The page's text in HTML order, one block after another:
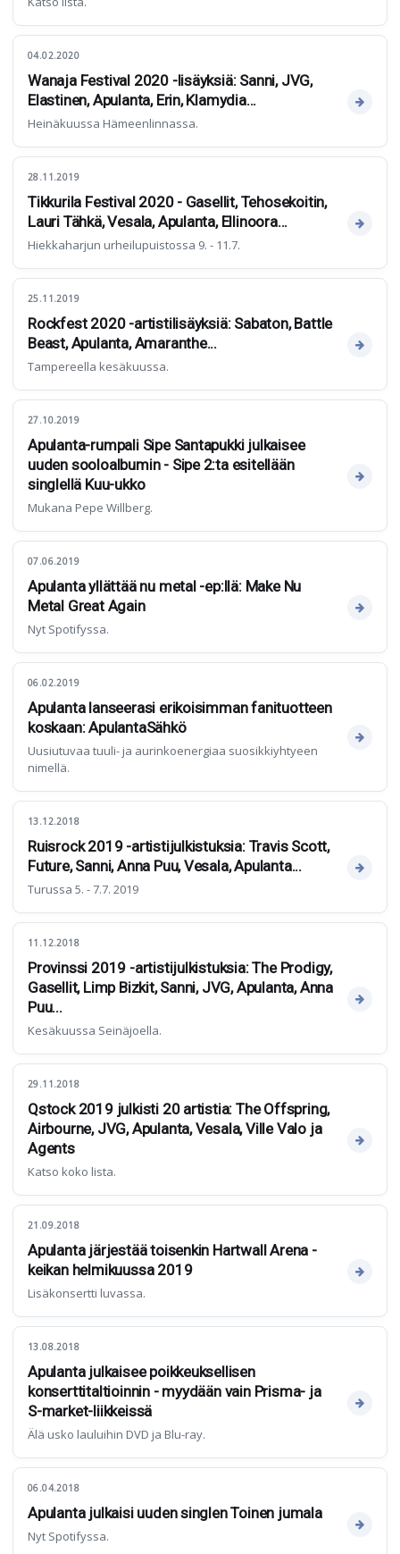
04.02.2020
Wanaja Festival 2020 -lisäyksiä: Sanni, JVG,
Elastinen, Apulanta, Erin, Klamydia...
Heinäkuussa Hämeenlinnassa.
28.11.2019
Tikkurila Festival 2020 - Gasellit, Tehosekoitin,
Lauri Tähkä, Vesala, Apulanta, Ellinoora...
Hiekkaharjun urheilupuistossa 9. - 11.7.
25.11.2019
Rockfest 2020 -artistilisäyksiä: Sabaton, Battle
Beast, Apulanta, Amaranthe...
Tampereella kesäkuussa.
27.10.2019
Apulanta-rumpali Sipe Santapukki julkaisee
uuden sooloalbumin - Sipe 2:ta esitellään
singlellä Kuu-ukko
Mukana Pepe Willberg.
07.06.2019
Apulanta yllättää nu metal -ep:llä: Make Nu
Metal Great Again
Nyt Spotifyssa.
06.02.2019
Apulanta lanseerasi erikoisimman fanituotteen
koskaan: ApulantaSähkö
Uusiutuvaa tuuli- ja aurinkoenergiaa suosikkiyhtyeen
nimellä.
13.12.2018
Ruisrock 2019 -artistijulkistuksia: Travis Scott,
Future, Sanni, Anna Puu, Vesala, Apulanta...
Turussa 5. - 7.7. 2019
11.12.2018
Provinssi 2019 -artistijulkistuksia: The Prodigy,
Gasellit, Limp Bizkit, Sanni, JVG, Apulanta, Anna
Puu...
Kesäkuussa Seinäjoella.
29.11.2018
Qstock 2019 julkisti 20 artistia: The Offspring,
Airbourne, JVG, Apulanta, Vesala, Ville Valo ja
Agents
Katso koko lista.
21.09.2018
Apulanta järjestää toisenkin Hartwall Arena -
keikan helmikuussa 2019
Lisäkonsertti luvassa.
13.08.2018
Apulanta julkaisee poikkeuksellisen
konserttitaltioinnin - myydään vain Prisma- ja
S-market-liikkeissä
Älä usko lauluihin DVD ja Blu-ray.
06.04.2018
Apulanta julkaisi uuden singlen Toinen jumala
Nyt Spotifyssa.